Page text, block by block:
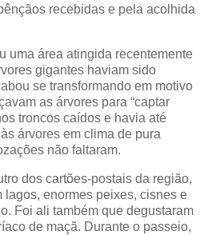
recebidas e pela acolhida
uma área atingida recentemente
gigantes haviam sido
se transformando em motivo
as árvores para “captar
troncos caídos e havia até
árvores em clima de pura
não faltaram.
dos cartões-postais da região,
lagos, enormes peixes, cisnes e
Foi ali também que degustaram
de maçã. Durante o passeio,